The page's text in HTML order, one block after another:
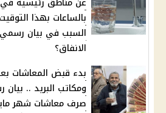
بالساعات بهذا
السبب في بيان رسمي
الانفاق؟
ومكاتب البريد ..